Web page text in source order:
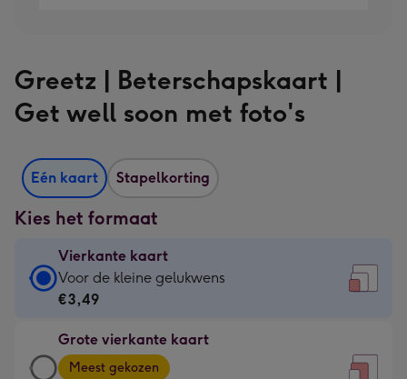
Greetz | Beterschapskaart |
Get well soon met foto's
Eén kaart Stapelkorting
Kies het formaat
Vierkante kaart
Vierkante
kaart
€3,49
-
Voor de kleine gelukwens
€3,49
Grote vierkante kaart
Grote
Meest gekozen